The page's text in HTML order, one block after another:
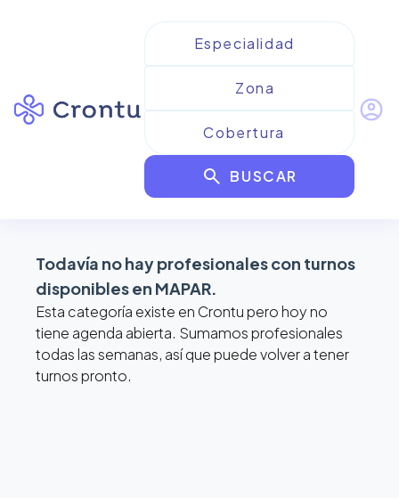
search BUSCAR
account_circle
Resultados paraMAPAR
map
Todavía no hay profesionales con turnos
disponibles en MAPAR.
Esta categoría existe en Crontu pero hoy no
tiene agenda abierta. Sumamos profesionales
todas las semanas, así que puede volver a tener
turnos pronto.